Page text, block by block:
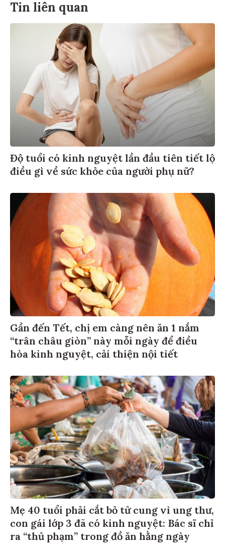
Tin liên quan
Độ tuổi có kinh nguyệt lần đầu tiên tiết lộ
điều gì về sức khỏe của người phụ nữ?
Gần đến Tết, chị em càng nên ăn 1 nắm
“trân châu giòn” này mỗi ngày để điều
hòa kinh nguyệt, cải thiện nội tiết
Mẹ 40 tuổi phải cắt bỏ tử cung vì ung thư,
con gái lớp 3 đã có kinh nguyệt: Bác sĩ chỉ
ra “thủ phạm” trong đồ ăn hằng ngày